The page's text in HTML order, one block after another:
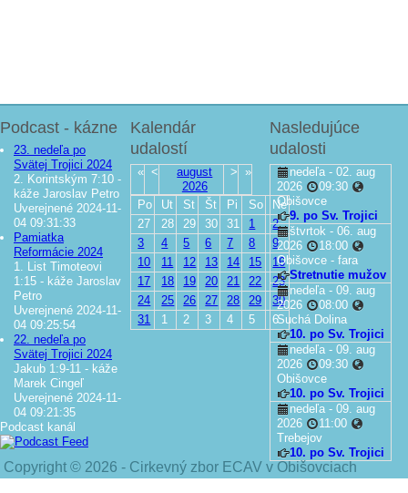
Copyright © 2026 - Cirkevný zbor ECAV v Obišovciach
Podcast - kázne
23. nedeľa po
Svätej Trojici 2024
2. Korintským 7:10 -
káže Jaroslav Petro
Uverejnené 2024-11-
04 09:31:33
Pamiatka
Reformácie 2024
1. List Timoteovi
1:15 - káže Jaroslav
Petro
Uverejnené 2024-11-
04 09:25:54
22. nedeľa po
Svätej Trojici 2024
Jakub 1:9-11 - káže
Marek Cingeľ
Uverejnené 2024-11-
04 09:21:35
Podcast kanál
Kalendár
udalostí
« <
august
2026
> »
Po Ut St Št Pi So
Ne
27
28 29 30 31 1
2
3
4 5 6 7 8
9
10
11 12 13 14 15
16
17
18 19 20 21 22
23
24
25 26 27 28 29
30
31
1 2 3 4 5 6
Nasledujúce
udalosti
nedeľa - 02. aug
2026
09:30
Obišovce
9. po Sv. Trojici
štvrtok - 06. aug
2026
18:00
Obišovce - fara
Stretnutie mužov
nedeľa - 09. aug
2026
08:00
Suchá Dolina
10. po Sv. Trojici
nedeľa - 09. aug
2026
09:30
Obišovce
10. po Sv. Trojici
nedeľa - 09. aug
2026
11:00
Trebejov
10. po Sv. Trojici